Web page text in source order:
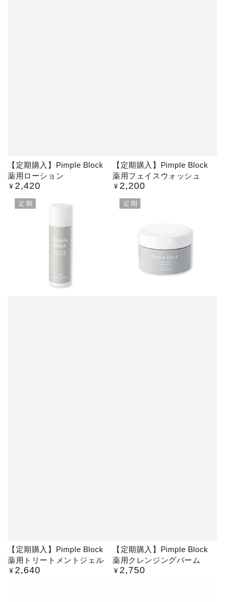
【定期購入】Pimple Block
薬用ローション
定
¥ 2,420
【定期購入】Pimple Block
薬用フェイスウォッシュ
定
¥ 2,200
【定期購入】Pimple Block
薬用トリートメントジェル
定
¥ 2,640
【定期購入】Pimple Block
薬用クレンジングバーム
定
¥ 2,750